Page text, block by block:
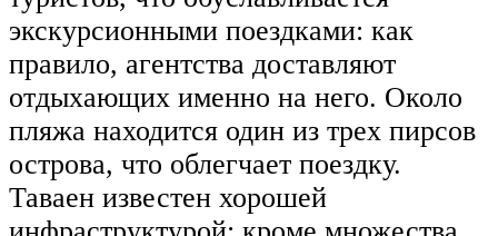
экскурсионными поездками: как
правило, агентства доставляют
отдыхающих именно на него. Около
пляжа находится один из трех пирсов
острова, что облегчает поездку.
Таваен известен хорошей